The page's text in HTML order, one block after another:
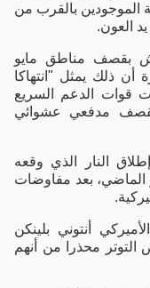
الموجودين بالقرب من
العون.
بقصف مناطق مايو
أن ذلك يمثل "انتهاكا
قوات الدعم السريع
مدفعي عشوائي
النار الذي وقعه
الدعم السريع في 20 مايو الماضي، بعد مفاوضات
أنتوني بلينكن
محذرا من أنهم